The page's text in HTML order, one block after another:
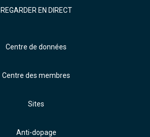
REGARDER EN DIRECT
Centre de données
Centre des membres
Sites
Anti-dopage